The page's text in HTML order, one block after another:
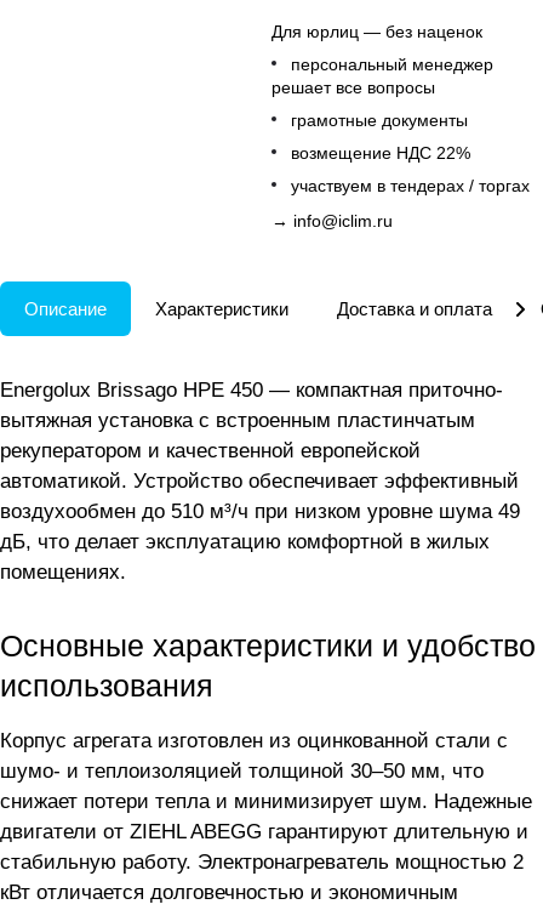
Для юрлиц — без наценок
персональный менеджер
решает все вопросы
грамотные документы
возмещение НДС 22%
участвуем в тендерах / торгах
→ info@iclim.ru
Описание Характеристики Доставка и оплата
Energolux Brissago HPE 450 — компактная приточно-
вытяжная установка с встроенным пластинчатым
рекуператором и качественной европейской
автоматикой. Устройство обеспечивает эффективный
воздухообмен до 510 м³/ч при низком уровне шума 49
дБ, что делает эксплуатацию комфортной в жилых
помещениях.
Основные характеристики и удобство
использования
Корпус агрегата изготовлен из оцинкованной стали с
шумо- и теплоизоляцией толщиной 30–50 мм, что
снижает потери тепла и минимизирует шум. Надежные
двигатели от ZIEHL ABEGG гарантируют длительную и
стабильную работу. Электронагреватель мощностью 2
кВт отличается долговечностью и экономичным